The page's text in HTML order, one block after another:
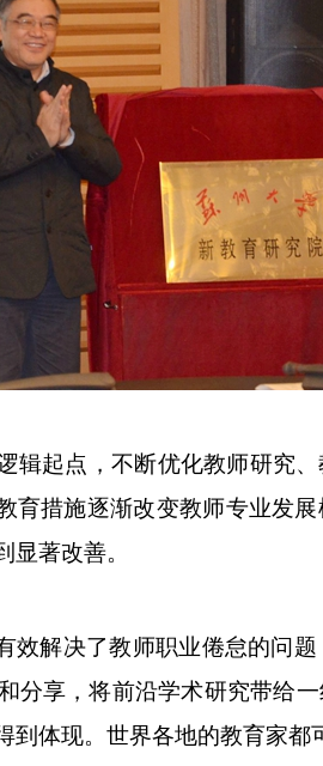
辑起点，不断优化教师研究
育措施逐渐改变教师专业发
著改善。
效解决了教师职业倦怠的问
分享，将前沿学术研究带给
到体现。世界各地的教育家都